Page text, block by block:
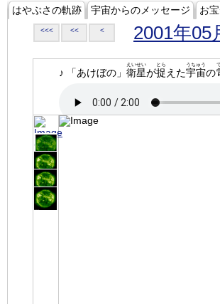
はやぶさの軌跡 宇宙からのメッセージ お
<<< << < 2001年05
♪ 「あけぼの」 衛星
えいせい
が捉
とら
えた宇宙
うちゅう
の